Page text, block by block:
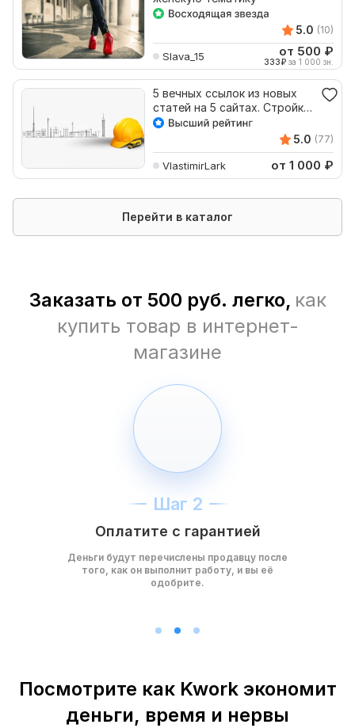
5.0 (10)
Slava_15 от 500 ₽
333₽ за 1 000 зн.
5 вечных ссылок из новых
статей на 5 сайтах. Стройка,
ремонт, быт
5.0 (77)
VlastimirLark от 1 000 ₽
Перейти в каталог
Заказать от 500 руб. легко, как
купить товар в интернет-
магазине
Шаг 2
Оплатите с гарантией
Деньги будут перечислены продавцу после
того, как он выполнит работу, и вы её
одобрите.
Посмотрите как Kwork экономит
деньги, время и нервы